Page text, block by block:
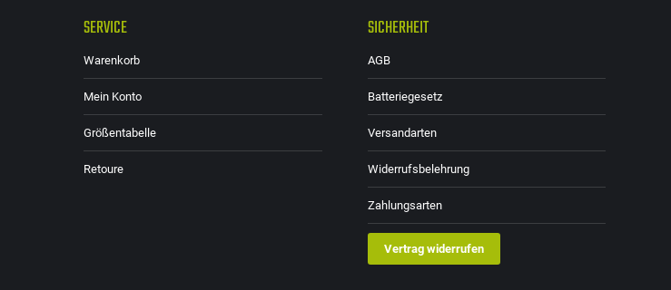
SERVICE
Warenkorb
Mein Konto
Größentabelle
Retoure
SICHERHEIT
AGB
Batteriegesetz
Versandarten
Widerrufsbelehrung
Zahlungsarten
Vertrag widerrufen